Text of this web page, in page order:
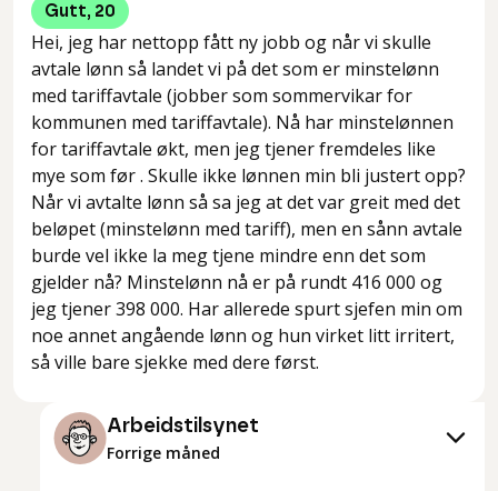
Gutt, 20
Hei, jeg har nettopp fått ny jobb og når vi skulle
avtale lønn så landet vi på det som er minstelønn
med tariffavtale (jobber som sommervikar for
kommunen med tariffavtale). Nå har minstelønnen
for tariffavtale økt, men jeg tjener fremdeles like
mye som før . Skulle ikke lønnen min bli justert opp?
Når vi avtalte lønn så sa jeg at det var greit med det
beløpet (minstelønn med tariff), men en sånn avtale
burde vel ikke la meg tjene mindre enn det som
gjelder nå? Minstelønn nå er på rundt 416 000 og
jeg tjener 398 000. Har allerede spurt sjefen min om
noe annet angående lønn og hun virket litt irritert,
så ville bare sjekke med dere først.
Arbeidstilsynet
Forrige måned